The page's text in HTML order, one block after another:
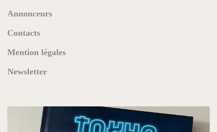
Annonceurs
Contacts
Mention légales
Newsletter